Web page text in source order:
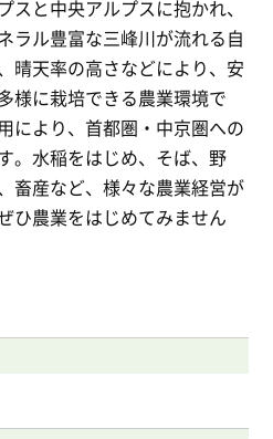
と中央アルプスに抱かれ、
ラル豊富な三峰川が流れる自
晴天率の高さなどにより、安
様に栽培できる農業環境で
により、首都圏・中京圏への
。水稲をはじめ、そば、野
畜産など、様々な農業経営が
ひ農業をはじめてみません